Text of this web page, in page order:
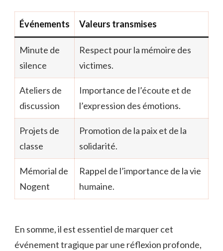
Événements Valeurs transmises
Minute de
silence
Respect pour la mémoire des
victimes.
Ateliers de
discussion
Importance de l’écoute et de
l’expression des émotions.
Projets de
classe
Promotion de la paix et de la
solidarité.
Mémorial de
Nogent
Rappel de l’importance de la vie
humaine.
En somme, il est essentiel de marquer cet
événement tragique par une réflexion profonde,